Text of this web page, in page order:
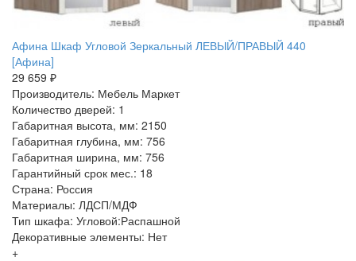
Афина Шкаф Угловой Зеркальный ЛЕВЫЙ/ПРАВЫЙ 440
[Афина]
29 659 ₽
Производитель: Мебель Маркет
Количество дверей: 1
Габаритная высота, мм: 2150
Габаритная глубина, мм: 756
Габаритная ширина, мм: 756
Гарантийный срок мес.: 18
Страна: Россия
Материалы: ЛДСП/МДФ
Тип шкафа: Угловой:Распашной
Декоративные элементы: Нет
+